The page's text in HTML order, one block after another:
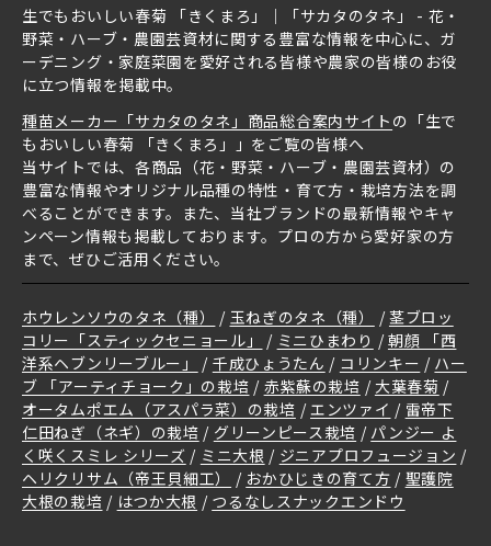
生でもおいしい春菊 「きくまろ」｜「サカタのタネ」 - 花・
野菜・ハーブ・農園芸資材に関する豊富な情報を中心に、ガ
ーデニング・家庭菜園を愛好される皆様や農家の皆様のお役
に立つ情報を掲載中。
種苗メーカー「サカタのタネ」商品総合案内サイト の「生で
もおいしい春菊 「きくまろ」」をご覧の皆様へ
当サイトでは、各商品（花・野菜・ハーブ・農園芸資材）の
豊富な情報やオリジナル品種の特性・育て方・栽培方法を調
べることができます。また、当社ブランドの最新情報やキャ
ンペーン情報も掲載しております。プロの方から愛好家の方
まで、ぜひご活用ください。
ホウレンソウのタネ（種） 玉ねぎのタネ（種）
茎ブロッ
コリー「スティックセニョール」
ミニひまわり
朝顔 「西
洋系ヘブンリーブルー」
千成ひょうたん コリンキー
ハー
ブ 「アーティチョーク」の栽培
赤紫蘇の栽培
大葉春菊
オータムポエム（アスパラ菜）の栽培
エンツァイ
雷帝下
仁田ねぎ（ネギ）の栽培
グリーンピース栽培
パンジー よ
く咲くスミレ シリーズ
ミニ大根
ジニアプロフュージョン
ヘリクリサム（帝王貝細工）
おかひじきの育て方
聖護院
大根の栽培
はつか大根 つるなしスナックエンドウ